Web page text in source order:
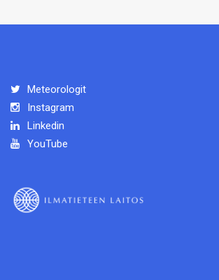
Meteorologit
Instagram
Linkedin
YouTube